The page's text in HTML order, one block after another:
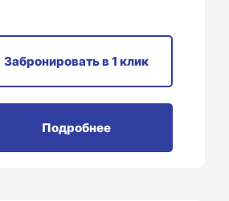
Забронироватьв 1 клик
Подробнее